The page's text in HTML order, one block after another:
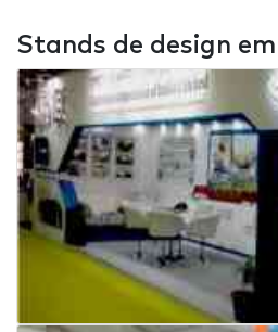
Stands de design